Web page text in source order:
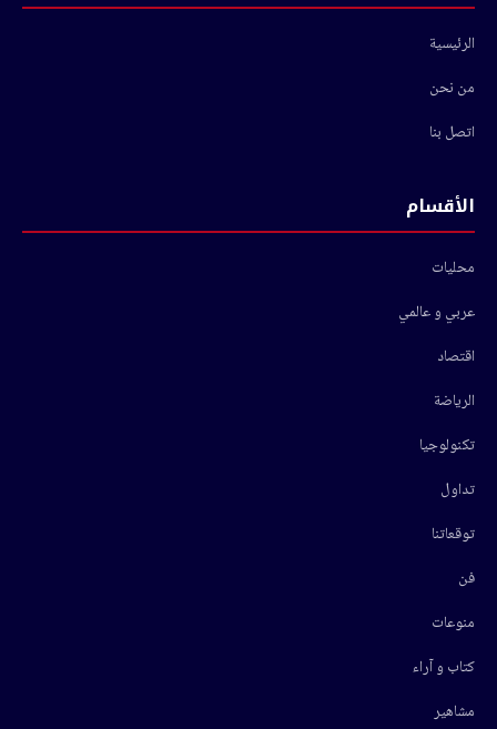
الرئيسية
من نحن
اتصل بنا
الأقسام
محليات
عربي و عالمي
اقتصاد
الرياضة
تكنولوجيا
تداول
توقعاتنا
فن
منوعات
كتاب و آراء
مشاهير